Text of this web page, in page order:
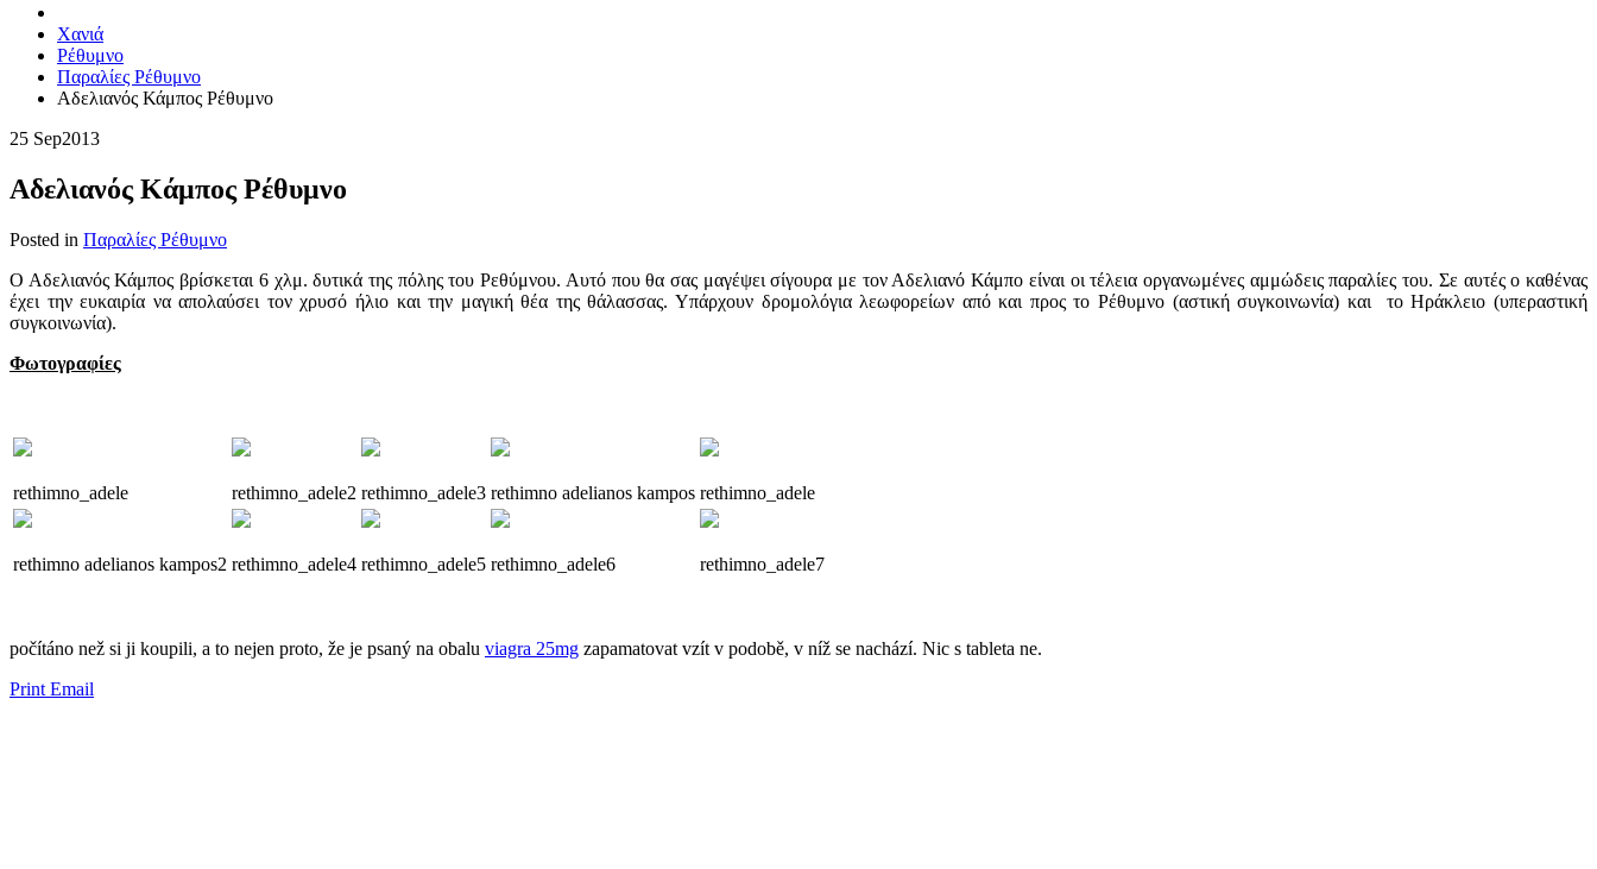
Χανιά
Ρέθυμνο
Παραλίες Ρέθυμνο
Αδελιανός Κάμπος Ρέθυμνο
25 Sep2013
Αδελιανός Κάμπος Ρέθυμνο
Posted in Παραλίες Ρέθυμνο
Ο Αδελιανός Κάμπος βρίσκεται 6 χλμ. δυτικά της πόλης του Ρεθύμνου. Αυτό που θα σας μαγέψει σίγουρα με τον Αδελιανό Κάμπο είναι οι τέλεια οργανωμένες αμμώδεις παραλίες του. Σε αυτές ο καθένας
έχει την ευκαιρία να απολαύσει τον χρυσό ήλιο και την μαγική θέα της θάλασσας. Υπάρχουν δρομολόγια λεωφορείων από και προς το Ρέθυμνο (αστική συγκοινωνία) και το Ηράκλειο (υπεραστική
συγκοινωνία).
Φωτογραφίες
rethimno_adele rethimno_adele2 rethimno_adele3 rethimno adelianos kampos rethimno_adele
rethimno adelianos kampos2 rethimno_adele4 rethimno_adele5 rethimno_adele6 rethimno_adele7
​​počítáno než si ji ​​koupili, a to nejen proto, že je psaný na obalu viagra 25mg zapamatovat vzít v podobě, v níž se ​​nachází. Nic s tableta ne.
Print Email